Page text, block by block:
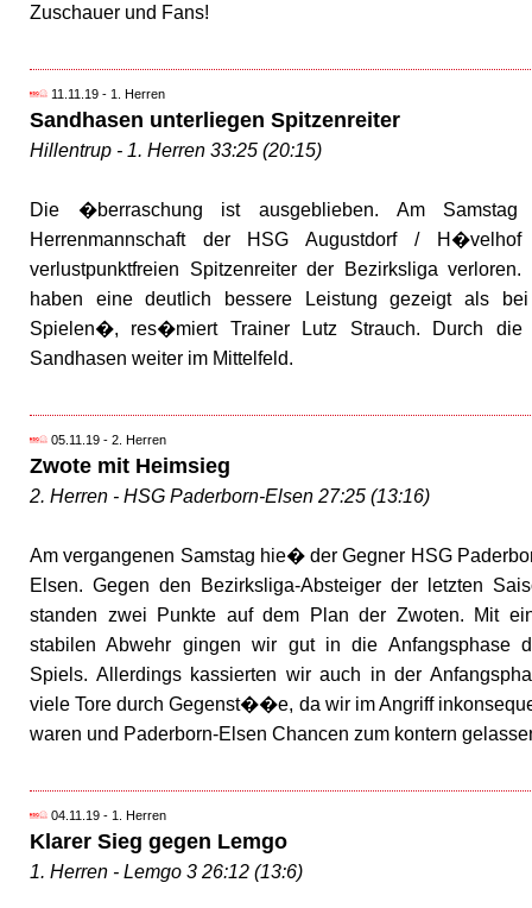
Zuschauer und Fans!
11.11.19 - 1. Herren
Sandhasen unterliegen Spitzenreiter
Hillentrup - 1. Herren 33:25 (20:15)
Die �berraschung ist ausgeblieben. Am
Herrenmannschaft der HSG Augustdorf /
verlustpunktfreien Spitzenreiter der Bezirksliga
haben eine deutlich bessere Leistung gezeigt als
Spielen�, res�miert Trainer Lutz Strauch. Durch die
Sandhasen weiter im Mittelfeld.
05.11.19 - 2. Herren
Zwote mit Heimsieg
2. Herren - HSG Paderborn-Elsen 27:25 (13:16)
Am vergangenen Samstag hie� der Gegner HSG
Elsen. Gegen den Bezirksliga-Absteiger der letzten
standen zwei Punkte auf dem Plan der Zwoten. Mit
stabilen Abwehr gingen wir gut in die Anfangsphase
Spiels. Allerdings kassierten wir auch in der
viele Tore durch Gegenst��e, da wir im Angriff
waren und Paderborn-Elsen Chancen zum kontern
04.11.19 - 1. Herren
Klarer Sieg gegen Lemgo
1. Herren - Lemgo 3 26:12 (13:6)